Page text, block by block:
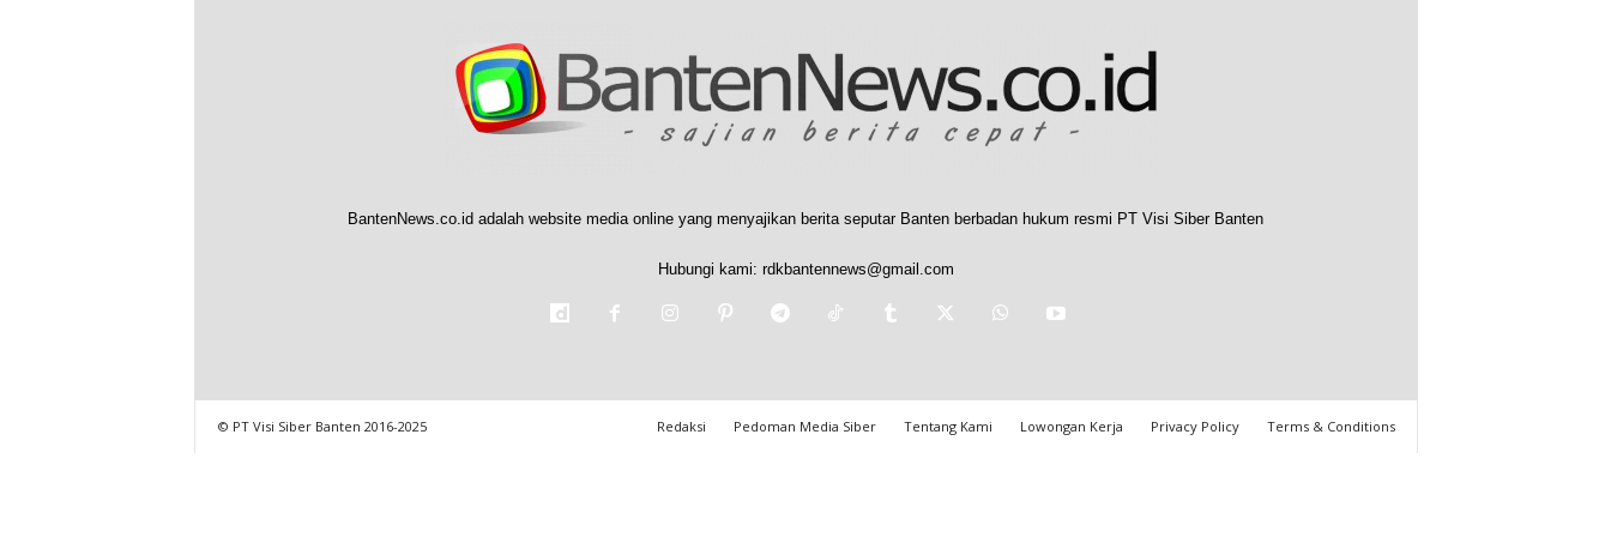
BantenNews.co.id adalah website media online yang menyajikan berita seputar Banten berbadan hukum resmi PT Visi Siber Banten
Hubungi kami: rdkbantennews@gmail.com
Redaksi Pedoman Media Siber Tentang Kami Lowongan Kerja Privacy Policy Terms & Conditions
© PT Visi Siber Banten 2016-2025